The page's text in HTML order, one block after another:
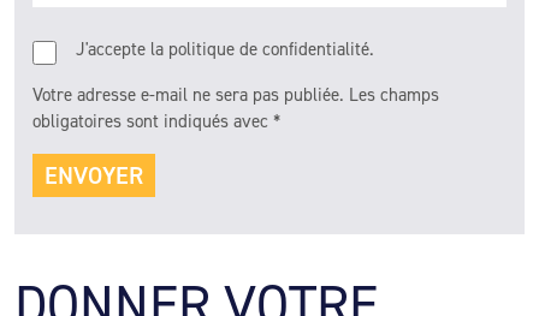
Votre adresse e-mail ne sera pas publiée. Les champs
obligatoires sont indiqués avec *
J'accepte la politique de confidentialité.